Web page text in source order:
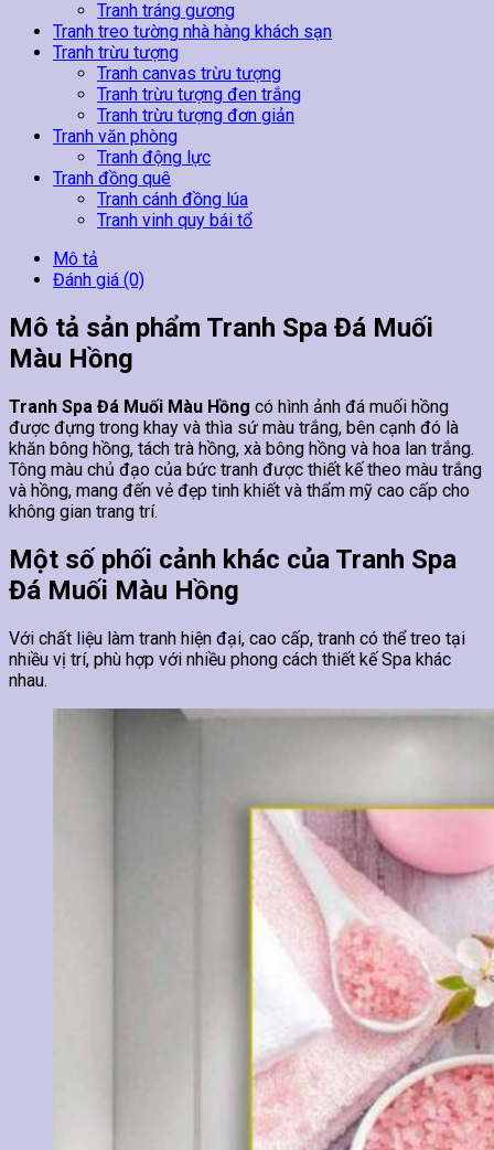
Tranh tráng gương
Tranh treo tường nhà hàng khách sạn
Tranh trừu tượng
Tranh canvas trừu tượng
Tranh trừu tượng đen trắng
Tranh trừu tượng đơn giản
Tranh văn phòng
Tranh động lực
Tranh đồng quê
Tranh cánh đồng lúa
Tranh vinh quy bái tổ
Mô tả
Đánh giá (0)
Mô tả sản phẩm Tranh Spa Đá Muối
Màu Hồng
Tranh Spa Đá Muối Màu Hồng có hình ảnh đá muối hồng
được đựng trong khay và thìa sứ màu trắng, bên cạnh đó là
khăn bông hồng, tách trà hồng, xà bông hồng và hoa lan trắng.
Tông màu chủ đạo của bức tranh được thiết kế theo màu trắng
và hồng, mang đến vẻ đẹp tinh khiết và thẩm mỹ cao cấp cho
không gian trang trí.
Một số phối cảnh khác của Tranh Spa
Đá Muối Màu Hồng
Với chất liệu làm tranh hiện đại, cao cấp, tranh có thể treo tại
nhiều vị trí, phù hợp với nhiều phong cách thiết kế Spa khác
nhau.